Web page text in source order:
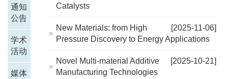
通知
公告
学术
活动
媒体
Catalysts
[2025-11-06]
New Materials: from High
Pressure Discovery to Energy Applications
[2025-10-21]
Novel Multi-material Additive
Manufacturing Technologies